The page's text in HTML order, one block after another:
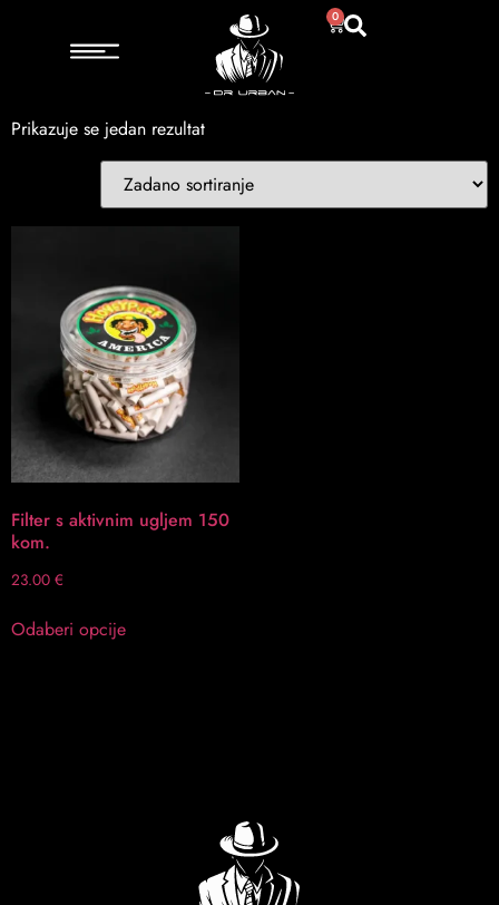
0
/ Proizvod Model / Bijeli
Bijeli
Prikazuje se jedan rezultat
Filter s aktivnim ugljem 150
kom.
23.00 €
Odaberi opcije